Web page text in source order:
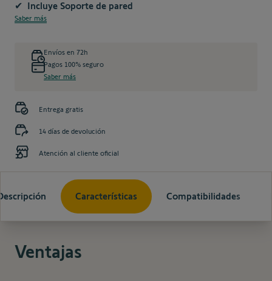
✔ Incluye Soporte de pared
Saber más
Envíos en 72h
Pagos 100% seguro
Saber más
Entrega gratis
14 días de devolución
Atención al cliente oficial
Características Compatibilidades
Ventajas